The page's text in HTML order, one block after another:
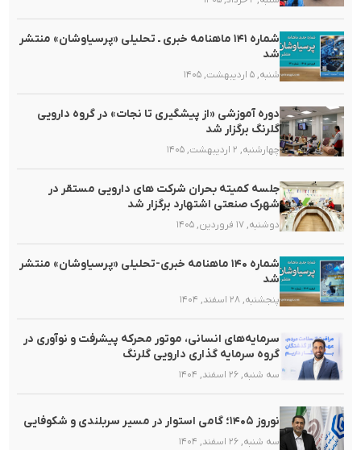
شماره ۱۴۱ ماهنامه خبری ـ تحلیلی «پرسیاوشان» منتشر
شد
شنبه, ۵ اردیبهشت, ۱۴۰۵
دوره آموزشی «از پیشگیری تا نجات» در گروه دارویی
گلرنگ برگزار شد
چهارشنبه, ۲ اردیبهشت, ۱۴۰۵
جلسه کمیته بحران شرکت های دارویی مستقر در
شهرک صنعتی اشتهارد برگزار شد
دوشنبه, ۱۷ فروردین, ۱۴۰۵
شماره ۱۴۰ ماهنامه خبری-تحلیلی «پرسیاوشان» منتشر
شد
پنجشنبه, ۲۸ اسفند, ۱۴۰۴
سرمایه‌های انسانی، موتور محرکه پیشرفت و نوآوری در
گروه سرمایه گذاری دارویی گلرنگ
سه شنبه, ۲۶ اسفند, ۱۴۰۴
نوروز ۱۴۰۵؛ گامی استوار در مسیر سربلندی و شکوفایی
سه شنبه, ۲۶ اسفند, ۱۴۰۴